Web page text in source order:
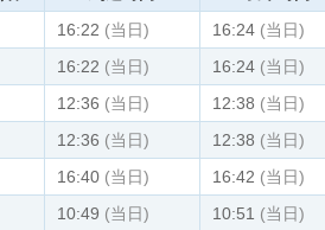
16:22 (当日) 16:24 (当日)
16:22 (当日) 16:24 (当日)
12:36 (当日) 12:38 (当日)
12:36 (当日) 12:38 (当日)
16:40 (当日) 16:42 (当日)
10:49 (当日) 10:51 (当日)